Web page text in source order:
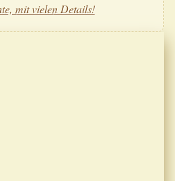
mit vielen Details!